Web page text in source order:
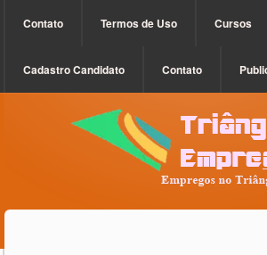
Contato Termos de Uso Cursos
Cadastro Candidato Contato